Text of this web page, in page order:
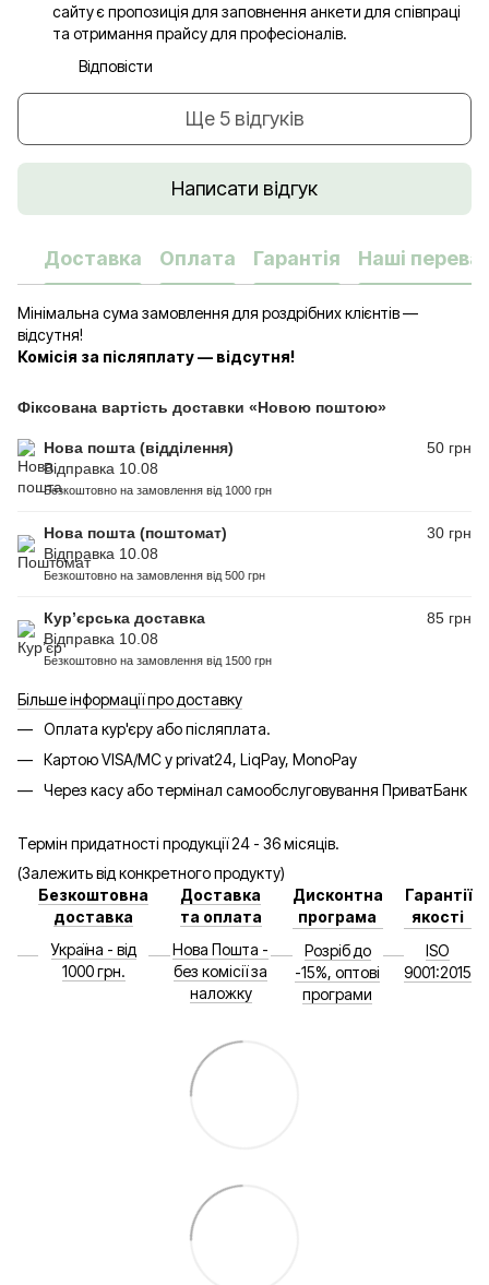
сайту є пропозиція для заповнення анкети для співпраці
та отримання прайсу для професіоналів.
Відповісти
Ще 5 відгуків
Написати відгук
Доставка Оплата Гарантія Наші
Мінімальна сума замовлення для роздрібних клієнтів —
відсутня!
Комісія за післяплату — відсутня!
Фіксована вартість доставки «Новою поштою»
Нова пошта (відділення)
Відправка 10.08
Безкоштовно на замовлення від 1000 грн
50 грн
Нова пошта (поштомат)
Відправка 10.08
Безкоштовно на замовлення від 500 грн
30 грн
Кур’єрська доставка
Відправка 10.08
Безкоштовно на замовлення від 1500 грн
85 грн
Більше інформації про доставку
Оплата кур'єру або післяплата.
Картою VISA/MC у privat24, LiqPay, MonoPay
Через касу або термінал самообслуговування ПриватБанк
Термін придатності продукції 24 - 36 місяців.
(Залежить від конкретного продукту)
Безкоштовна
доставка
Україна - від
1000 грн.
Доставка
та оплата
Нова Пошта -
без комісії за
наложку
Дисконтна
програма
Розріб до
-15%, оптові
програми
Гарантії
якості
ISO
9001:2015